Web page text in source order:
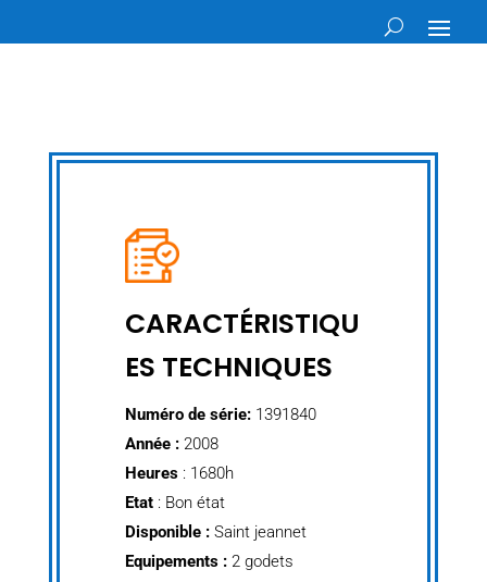
CARACTÉRISTIQU
ES TECHNIQUES
Numéro de série:1391840
Année :2008
Heures: 1680h
Etat: Bon état
Disponible : Saint jeannet
Equipements :2 godets